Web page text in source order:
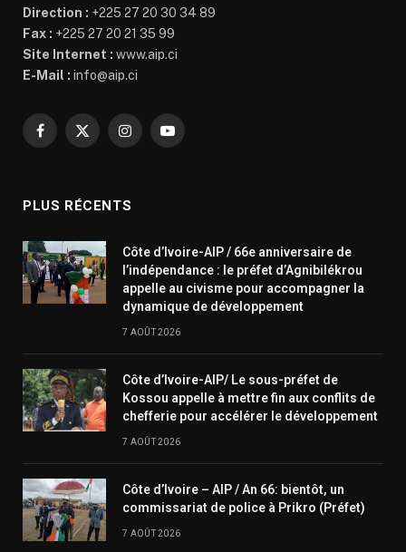
Direction : +225 27 20 30 34 89
Fax : +225 27 20 21 35 99
Site Internet : www.aip.ci
E-Mail : info@aip.ci
Facebook
X
InstagramYouTube
PLUS RÉCENTS
Côte d’Ivoire-AIP / 66e anniversaire de
l’indépendance : le préfet d’Agnibilékrou
appelle au civisme pour accompagner la
dynamique de développement
7 AOÛT 2026
Côte d’Ivoire-AIP/ Le sous-préfet de
Kossou appelle à mettre fin aux conflits de
chefferie pour accélérer le développement
7 AOÛT 2026
Côte d’Ivoire – AIP / An 66: bientôt, un
commissariat de police à Prikro (Préfet)
7 AOÛT 2026